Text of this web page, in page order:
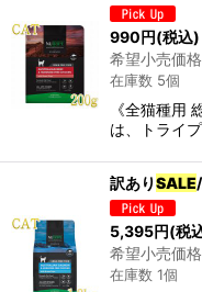
グループ 990円(税込)
希望小売価格
在庫数 5個
《全猫種用
は、トライ
訳ありSALE
5,395円(税
希望小売価格
在庫数 1個